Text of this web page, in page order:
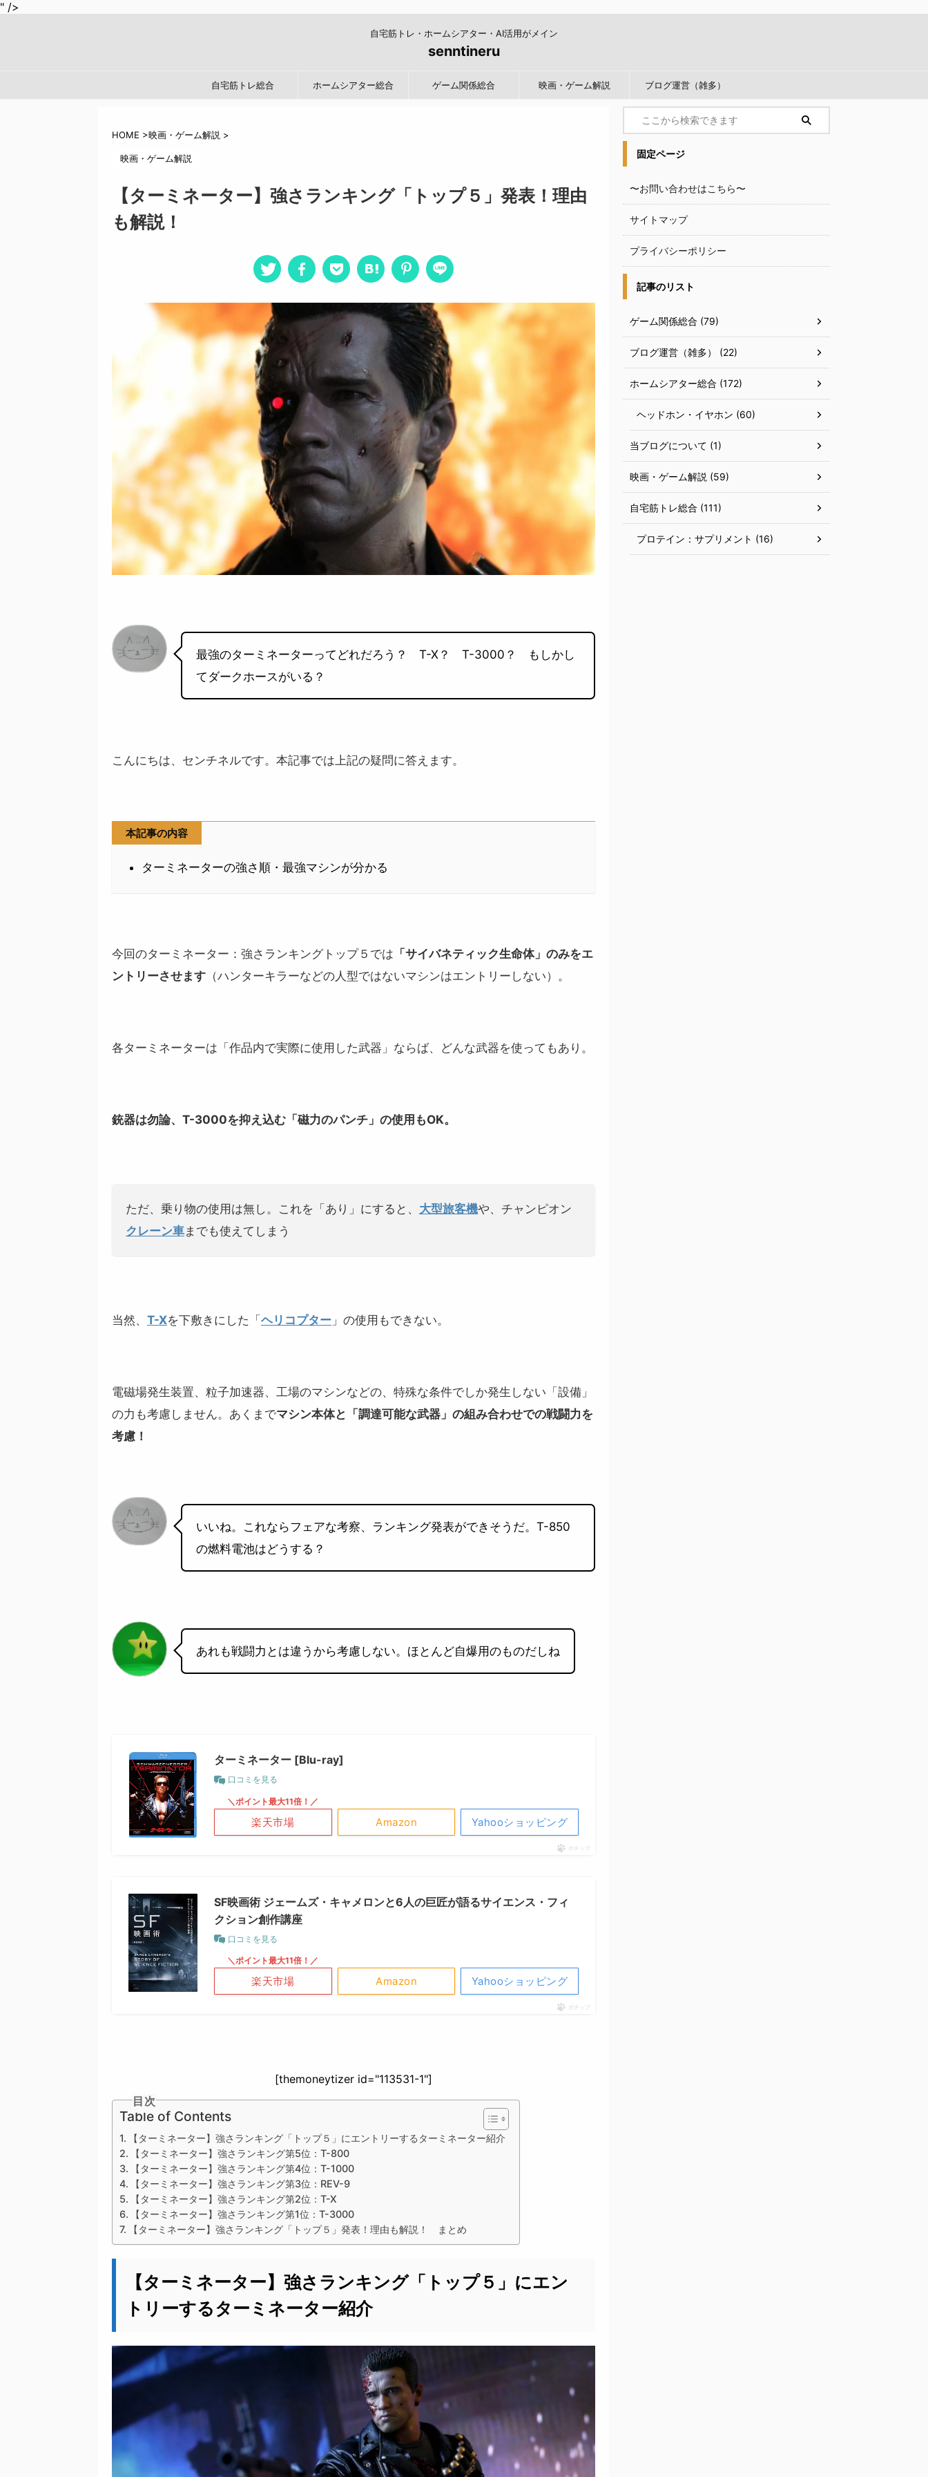
" />
自宅筋トレ・ホームシアター・AI活用がメイン
senntineru
自宅筋トレ総合 ホームシアター総合 ゲーム関係総合 映画・ゲーム解説 ブログ運営（雑多）
HOME >映画・ゲーム解説 >
映画・ゲーム解説
【ターミネーター】強さランキング「トップ５」発表！理由
も解説！
最強のターミネーターってどれだろう？ T-X？ T-3000？ もしかし
てダークホースがいる？
こんにちは、センチネルです。本記事では上記の疑問に答えます。
本記事の内容
ターミネーターの強さ順・最強マシンが分かる
今回のターミネーター：強さランキングトップ５では 「サイバネティック生命体」のみをエ
ントリーさせます （ハンターキラーなどの人型ではないマシンはエントリーしない）。
各ターミネーターは「作品内で実際に使用した武器」ならば、どんな武器を使ってもあり。
銃器は勿論、T-3000を抑え込む「磁力のパンチ」の使用もOK。
ただ、乗り物の使用は無し。これを「あり」にすると、 大型旅客機や、チャンピオン
クレーン車までも使えてしまう
当然、 T-Xを下敷きにした「 ヘリコプター 」の使用もできない。
電磁場発生装置、粒子加速器、工場のマシンなどの、 特殊な条件でしか発生しない「設備」
の力も考慮しません。あくまでマシン本体と「調達可能な武器」の組み合わせでの戦闘力を
考慮！
いいね。これならフェアな考察、ランキング発表ができそうだ。T-850
の燃料電池はどうする？
あれも戦闘力とは違うから考慮しない。ほとんど自爆用のものだしね
ターミネーター [Blu-ray]
口コミを見る
Amazon
＼ポイント最大11倍！／
楽天市場 Yahooショッピング
ポチップ
SF映画術 ジェームズ・キャメロンと6人の巨匠が語るサイエンス・フィ
クション創作講座
口コミを見る
Amazon
＼ポイント最大11倍！／
楽天市場 Yahooショッピング
ポチップ
[themoneytizer id="113531-1"]
目次
Table of Contents
【ターミネーター】強さランキング「トップ５」にエントリーするターミネーター紹介
【ターミネーター】強さランキング第5位：T-800
【ターミネーター】強さランキング第4位：T-1000
【ターミネーター】強さランキング第3位：REV-9
【ターミネーター】強さランキング第2位：T-X
【ターミネーター】強さランキング第1位：T-3000
【ターミネーター】強さランキング「トップ５」発表！理由も解説！ まとめ
【ターミネーター】強さランキング「トップ５」にエン
トリーするターミネーター紹介
固定ページ
〜お問い合わせはこちら〜
サイトマップ
プライバシーポリシー
記事のリスト
ゲーム関係総合 (79)
ブログ運営（雑多） (22)
ホームシアター総合 (172)
ヘッドホン・イヤホン (60)
当ブログについて (1)
映画・ゲーム解説 (59)
自宅筋トレ総合 (111)
プロテイン：サプリメント (16)